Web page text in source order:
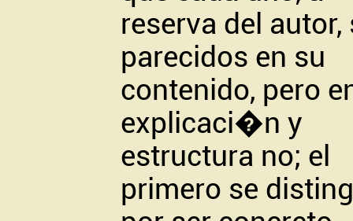
reserva del autor,
parecidos en su
contenido, pero
explicaci�n y
estructura no; el
primero se